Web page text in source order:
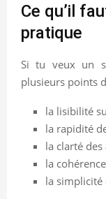
Ce qu’il
pratique
Si tu veux un
plusieurs points
la lisibilité
la rapidité
la clarté des
la
la